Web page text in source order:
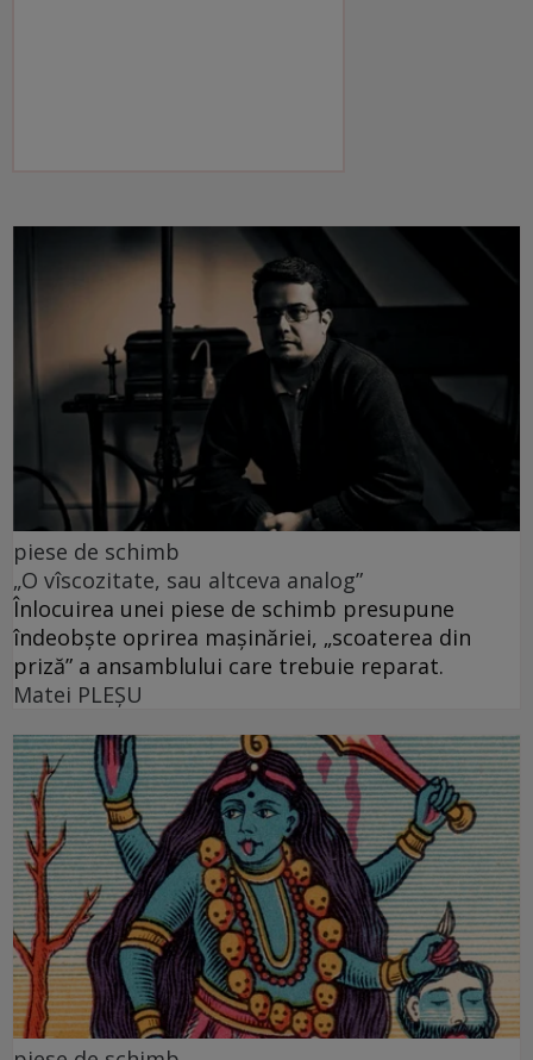
piese de schimb
„O vîscozitate, sau altceva analog”
Înlocuirea unei piese de schimb presupune
îndeobște oprirea mașinăriei, „scoaterea din
priză” a ansamblului care trebuie reparat.
Matei PLEŞU